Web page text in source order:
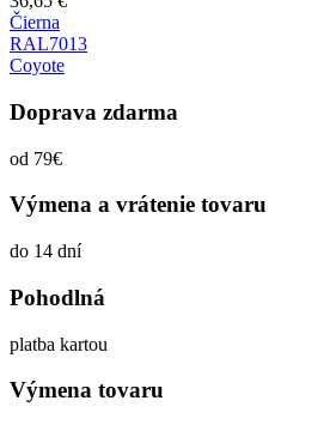
Čierna
RAL7013
Coyote
Doprava zdarma
od 79€
Výmena a vrátenie tovaru
do 14 dní
Pohodlná
platba kartou
Výmena tovaru